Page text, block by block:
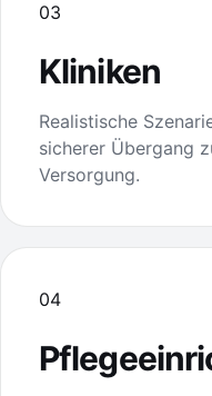
03
Kliniken
Realistische
sicherer Übergang
Versorgung.
04